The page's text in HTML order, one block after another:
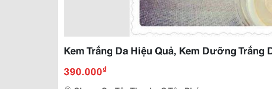
Kem Trắng Da Hiệu Quả, Kem Dưỡng Trắng
390.000₫